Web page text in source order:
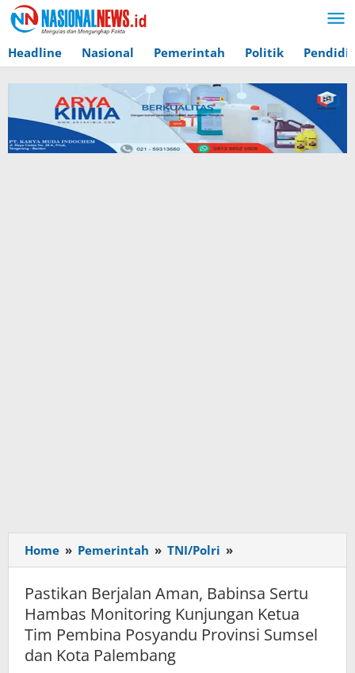
Lewati
ke
konten
Headline Nasional Pemerintah Politik
Home » Pemerintah » TNI/Polri »
Berjalan
Aman,
Babinsa
Sertu
Hambas
Pastikan Berjalan Aman, Babinsa Sertu
Hambas Monitoring Kunjungan Ketua
Tim Pembina Posyandu Provinsi Sumsel
dan Kota Palembang